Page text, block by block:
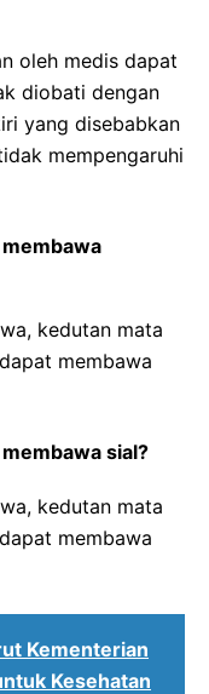
oleh medis dapat
diobati dengan
yang disebabkan
mempengaruhi
kedutan mata
membawa
sial?
kedutan mata
membawa
Kementerian
Kesehatan